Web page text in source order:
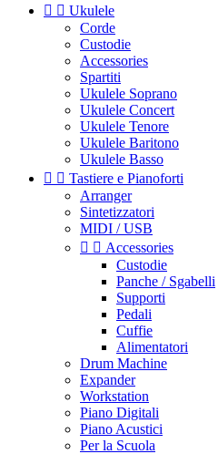
  Ukulele
Corde
Custodie
Accessories
Spartiti
Ukulele Soprano
Ukulele Concert
Ukulele Tenore
Ukulele Baritono
Ukulele Basso
  Tastiere e Pianoforti
Arranger
Sintetizzatori
MIDI / USB
  Accessories
Custodie
Panche / Sgabelli
Supporti
Pedali
Cuffie
Alimentatori
Drum Machine
Expander
Workstation
Piano Digitali
Piano Acustici
Per la Scuola